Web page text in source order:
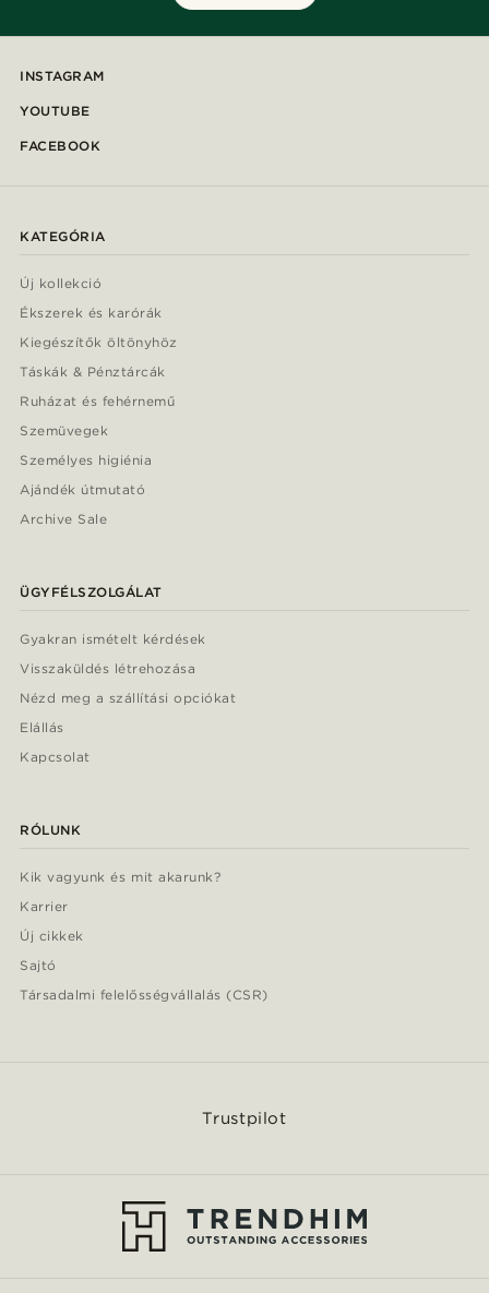
INSTAGRAM
YOUTUBE
FACEBOOK
KATEGÓRIA
Új kollekció
Ékszerek és karórák
Kiegészítők öltönyhöz
Táskák & Pénztárcák
Ruházat és fehérnemű
Szemüvegek
Személyes higiénia
Ajándék útmutató
Archive Sale
ÜGYFÉLSZOLGÁLAT
Gyakran ismételt kérdések
Visszaküldés létrehozása
Nézd meg a szállítási opciókat
Elállás
Kapcsolat
RÓLUNK
Kik vagyunk és mit akarunk?
Karrier
Új cikkek
Sajtó
Társadalmi felelősségvállalás (CSR)
Trustpilot